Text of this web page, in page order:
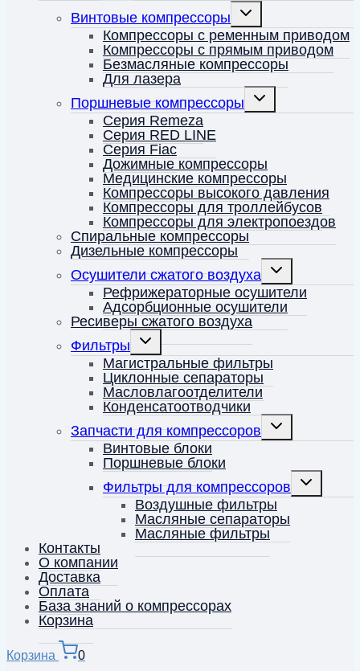
Винтовые компрессоры
Переключить
меню
Компрессоры с ременным приводом
Компрессоры с прямым приводом
Безмасляные компрессоры
Для лазера
Поршневые компрессоры
Переключить
Серия Remeza
Серия RED LINE
Серия Fiac
Дожимные компрессоры
Медицинские компрессоры
Компрессоры высокого давления
Компрессоры для троллейбусов
Компрессоры для электропоездов
Спиральные компрессоры
Дизельные компрессоры
Осушители сжатого воздуха
Переключить
меню
Рефрижераторные осушители
Адсорбционные осушители
Ресиверы сжатого воздуха
Фильтры
Переключить
дочернее
меню
Магистральные фильтры
Циклонные сепараторы
Масловлагоотделители
Конденсатоотводчики
Запчасти для компрессоров
Переключить
Винтовые блоки
Поршневые блоки
Фильтры для компрессоров
Переключить
Воздушные фильтры
Масляные сепараторы
Масляные фильтры
Контакты
О компании
Доставка
Оплата
База знаний о компрессорах
Корзина
Корзина 0